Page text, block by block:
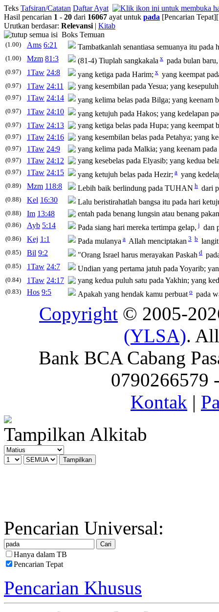
Teks Tafsiran/Catatan Daftar Ayat
Hasil pencarian 1 - 20 dari 16067 ayat untuk pada [Pencarian Tepat]
Urutkan berdasar: Relevansi | Kitab
Boks Temuan
(1.00) Ams 6:21 Tambatkanlah senantiasa semuanya itu pada
(1.00) Mzm 81:3 (81-4) Tiuplah sangkakala x pada bulan
(0.97) 1Taw 24:8 yang ketiga pada Harim; x yang keempat
(0.97) 1Taw 24:11 yang kesembilan pada Yesua; yang
(0.97) 1Taw 24:14 yang kelima belas pada Bilga; yang keenam
(0.97) 1Taw 24:10 yang ketujuh pada Hakos; yang kedelapan
(0.97) 1Taw 24:13 yang ketiga belas pada Hupa; yang keempat
(0.97) 1Taw 24:16 yang kesembilan belas pada Petahya; yang
(0.97) 1Taw 24:9 yang kelima pada Malkia; yang keenam pada
(0.97) 1Taw 24:12 yang kesebelas pada Elyasib; yang kedua
(0.97) 1Taw 24:15 yang ketujuh belas pada Hezir; a yang
(0.89) Mzm 118:8 Lebih baik berlindung pada TUHAN h dari
(0.88) Kel 16:30 Lalu beristirahatlah bangsa itu pada hari
(0.88) Im 13:48 entah pada benang lungsin atau benang
(0.86) Ayb 5:14 Pada siang hari mereka tertimpa gelap, j dan
(0.86) Kej 1:1 Pada mulanya a Allah menciptakan 3 b langit
(0.85) Bil 9:2 "Orang Israel harus merayakan Paskah d
(0.85) 1Taw 24:7 Undian yang pertama jatuh pada Yoyarib;
(0.84) 1Taw 24:17 yang kedua puluh satu pada Yakhin; yang
(0.83) Hos 9:5 Apakah yang hendak kamu perbuat o pada
Copyright © 2005-
(YLSA).
Bank BCA Cabang
0790266579
Kontak |
Tampilkan Alkitab
Pencarian Universal:
Hanya dalam TB
Pencarian Tepat
Pencarian Khusus